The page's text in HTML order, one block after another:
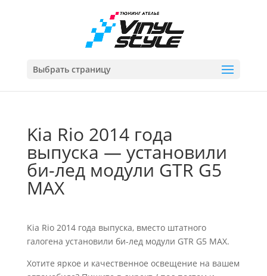
Выбрать страницу
Kia Rio 2014 года
выпуска — установили
би-лед модули GTR G5
MAX
Kia Rio 2014 года выпуска, вместо штатного
галогена установили би-лед модули GTR G5 MAX.
Хотите яркое и качественное освещение на вашем